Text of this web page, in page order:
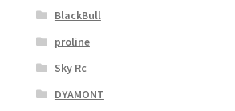
BlackBull
proline
Sky Rc
DYAMONT